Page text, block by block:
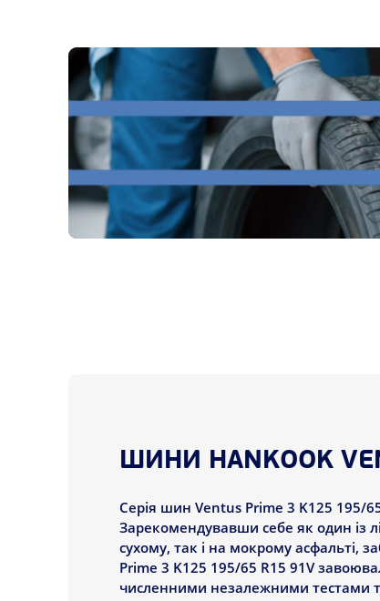
ШИНИ HANKOOK
Серія шин Ventus Prime 3 K125 195/
Зарекомендувавши себе як один із
сухому, так і на мокрому асфальті,
Prime 3 K125 195/65 R15 91V
численними незалежними тестами